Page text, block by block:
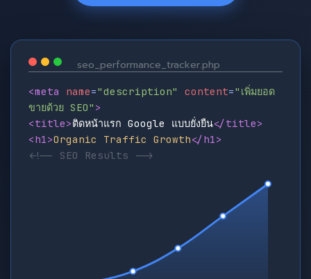
seo_performance_tracker.php
<meta name="description" content="เพิ่มยอด
ขายด้วย SEO" >
<title>ติดหน้าแรก Google แบบยั่งยืน</title>
<h1>Organic Traffic Growth</h1>
<!-- SEO Results -->